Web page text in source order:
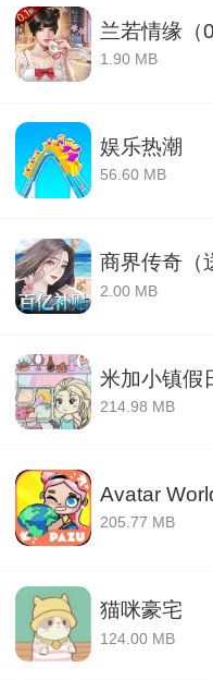
兰若情缘（
1.90 MB
娱乐热潮
56.60 MB
商界传奇（
2.00 MB
米加小镇假
214.98 MB
Avatar
205.77 MB
猫咪豪宅
124.00 MB